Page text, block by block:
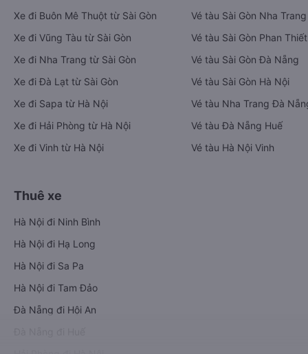
Xe đi Buôn Mê Thuột từ Sài Gòn
Xe đi Vũng Tàu từ Sài Gòn
Xe đi Nha Trang từ Sài Gòn
Xe đi Đà Lạt từ Sài Gòn
Xe đi Sapa từ Hà Nội
Xe đi Hải Phòng từ Hà Nội
Xe đi Vinh từ Hà Nội
Vé tàu Sài Gòn Nha Trang
Vé tàu Sài Gòn Phan Thiết
Vé tàu Sài Gòn Đà Nẵng
Vé tàu Sài Gòn Hà Nội
Vé tàu Nha Trang Đà
Vé tàu Đà Nẵng Huế
Vé tàu Hà Nội Vinh
Thuê xe
Hà Nội đi Ninh Bình
Hà Nội đi Hạ Long
Hà Nội đi Sa Pa
Hà Nội đi Tam Đảo
Đà Nẵng đi Hội An